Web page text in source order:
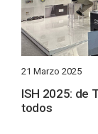
21 Marzo 2025
ISH 2025: de
todos